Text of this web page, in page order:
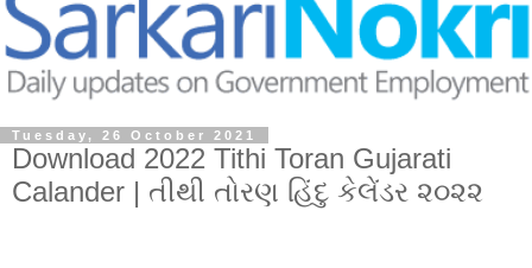
Tuesday, 26 October 2021
Download 2022 Tithi Toran Gujarati
Calander | તીથી તોરણ હિંદુ કેલેંડર ૨૦૨૨